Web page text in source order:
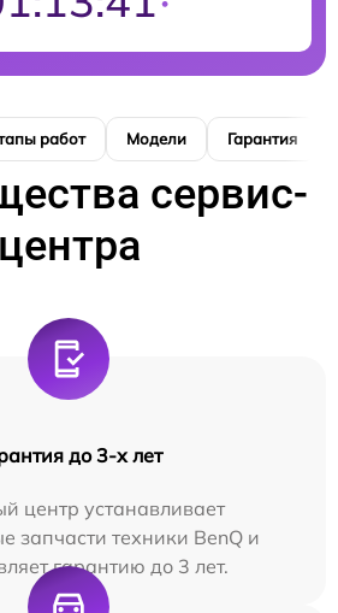
работ Модели Гарантия
сервис-
центра
до 3-х лет
центр устанавливает
запчасти техники BenQ и
гарантию до 3 лет.